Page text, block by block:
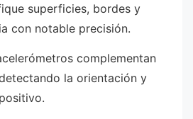
superficies, bordes y
con notable precisión.
complementan
la orientación y